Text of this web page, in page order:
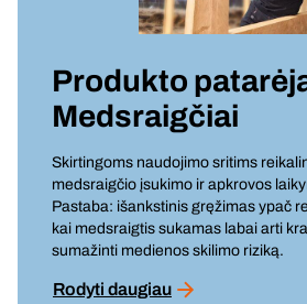
Produkto
Medsraigčiai
Skirtingoms naudojimo sritims
medsraigčio įsukimo ir apkrovos
Pastaba: išankstinis gręžimas ypač
kai medsraigtis sukamas labai arti
sumažinti medienos skilimo riziką.
Rodyti daugiau